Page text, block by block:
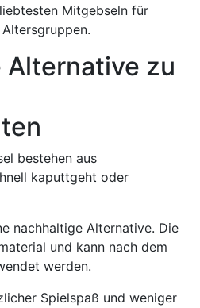
Mitgebseln für
zu
bestehen aus
kaputtgeht oder
nachhaltige Alternative. Die
und kann nach dem
werden.
Spielspaß und weniger